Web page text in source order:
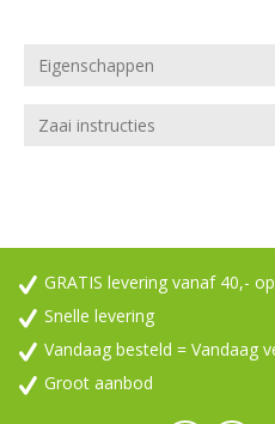
Eigenschappen
Zaai instructies
GRATIS levering vanaf 40,-
Snelle levering
Vandaag besteld = Vandaag
Groot aanbod